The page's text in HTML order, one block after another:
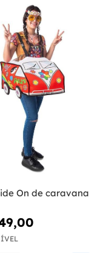
On de caravana